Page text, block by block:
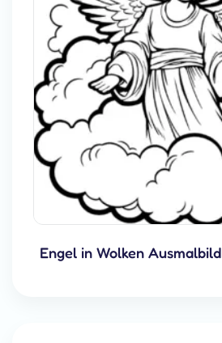
Engel in Wolken Ausmalbild